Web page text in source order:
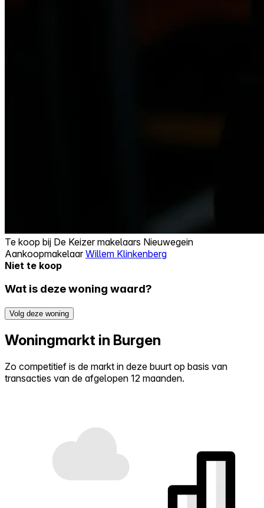
Te koop bij De Keizer makelaars Nieuwegein
AankoopmakelaarWillem Klinkenberg
Niet te koop
Wat is deze woning waard?
Volg deze woning
Woningmarkt in Burgen
Zo competitief is de markt in deze buurt op basis van
transacties van de afgelopen 12 maanden.